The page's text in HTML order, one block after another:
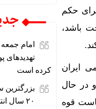
حکم
باشد،
اسلامی ایران
در حال
قوه
امام جمعه
تهدیدهای
کرده است
بزرگترین
۲۰ سال